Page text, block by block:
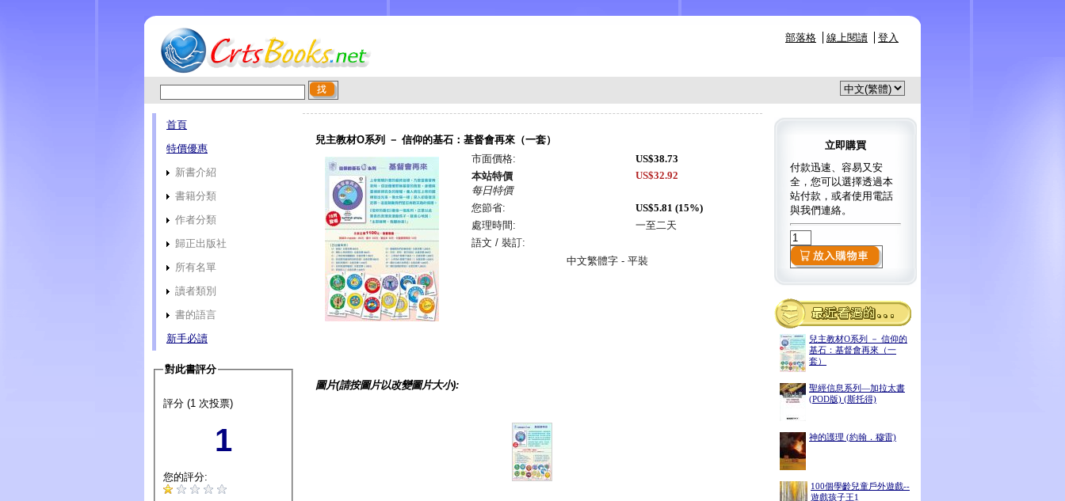
部落格 線上閱讀 登入
首頁
特價優惠
新書介紹
書籍分類
作者分類
歸正出版社
所有名單
讀者類別
書的語言
新手必讀
對此書評分
評分 (1 次投票)
1
您的評分:
立即購買
付款迅速、容易又安
全，您可以選擇透過本
站付款，或者使用電話
與我們連絡。
兒主教材O系列 － 信仰的
基石：基督會再來（一
套）
聖經信息系列—加拉太書
(POD版) (斯托得)
神的護理 (約翰．穆雷)
100個學齡兒童戶外遊戲--
遊戲孩子王1
兒主教材O系列 － 信仰的基石：基督會再來（一套）
市面價格:
US$38.73
本站特價
每日特價
US$32.92
您節省:
US$5.81 (15%)
處理時間:
一至二天
語文 / 裝訂:
中文繁體字 - 平裝
圖片(請按圖片以改變圖片大小):